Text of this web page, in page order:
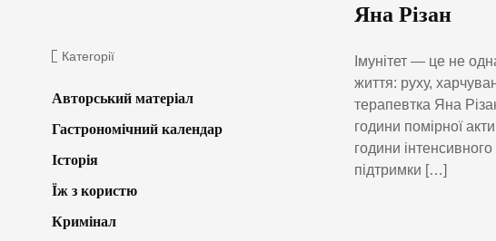
Яна Різан
Імунітет — це не
життя: руху,
терапевтка Яна
години помірної
години
підтримки […]
Категорії
Авторський матеріал
Гастрономічний календар
Історія
Їж з користю
Кримінал